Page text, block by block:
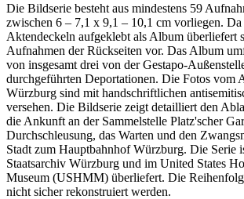
Die Bildserie besteht aus mindestens 59
zwischen 6 – 7,1 x 9,1 – 10,1 cm vorliegen.
Aktendeckeln aufgeklebt als Album überliefert
Aufnahmen der Rückseiten vor. Das Album
von insgesamt drei von der Gestapo-
durchgeführten Deportationen. Die Fotos vom
Würzburg sind mit handschriftlichen
versehen. Die Bildserie zeigt detailliert den
die Ankunft an der Sammelstelle Platz'scher
Durchschleusung, das Warten und den
Stadt zum Hauptbahnhof Würzburg. Die Serie
Staatsarchiv Würzburg und im United States
Museum (USHMM) überliefert. Die
nicht sicher rekonstruiert werden.